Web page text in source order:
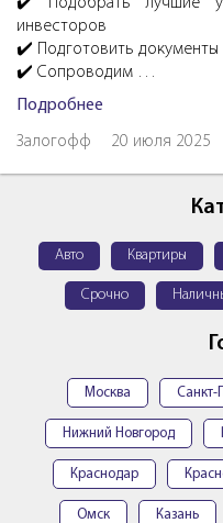
инвесторов
✔️ Подготовить документы
✔️ Сопроводим …
Подробнее
Залогофф 20 июля 2025
Авто Квартиры
Срочно
Москва Санкт-
Нижний Новгород
Краснодар
Омск Казань